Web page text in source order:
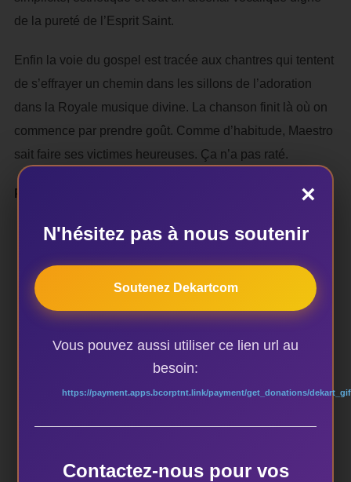
de la pureté de l’Esprit Saint.
Enfin la voie du gospel est tracée aux chantres qui tentent
de s’effrayer un chemin dans les sillons de l’adoration
dans la Royale musique divine. La chanson finit là où on
commence par prendre goût. Comme d’habitude, Maestro
sait faire ses victimes heureuses. Ça n’a pas raté.
AUTEUR DE LA PUBLICATION
×
N'hésitez pas à nous soutenir
Soutenez Dekartcom
Vous pouvez aussi utiliser ce lien url au
besoin:
https://payment.apps.bcorptnt.link/payment/get_donations/
Contactez-nous pour vos